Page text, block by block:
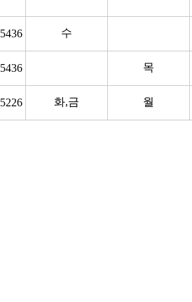
5436 수
5436 목
5226 화,금 월